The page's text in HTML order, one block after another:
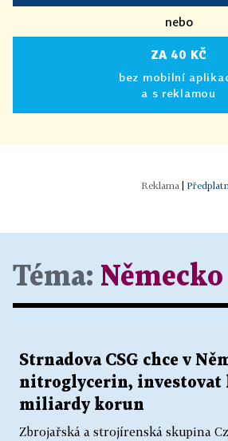
nebo
ZA 40 KČ
bez mobilní
a s reklamou
Téma: Německo
Strnadova CSG chce v
nitroglycerin, investovat
miliardy korun
Zbrojařská a strojírenská skupina